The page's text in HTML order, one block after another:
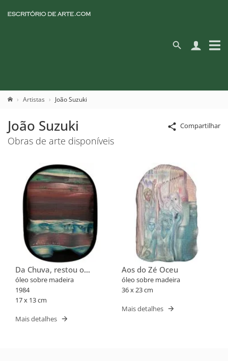
Artistas João Suzuki
Compartilhar
João Suzuki
Obras de arte disponíveis
Da Chuva, restou o
cheiro de terra
óleo sobre madeira
1984
17 x 13 cm
Mais detalhes
Aos do Zé Oceu
óleo sobre madeira
36 x 23 cm
Mais detalhes